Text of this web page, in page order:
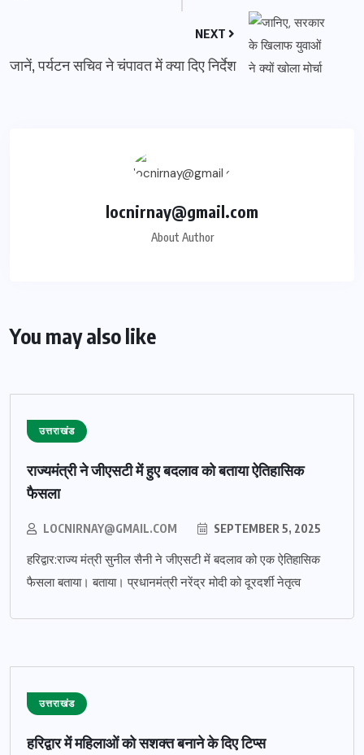
NEXT
जानें, पर्यटन सचिव ने चंपावत में क्या दिए निर्देश
locnirnay@gmail.com
About Author
You may also like
उत्तराखंड
राज्यमंत्री ने जीएसटी में हुए बदलाव को बताया ऐतिहासिक
फैसला
LOCNIRNAY@GMAIL.COM SEPTEMBER 5, 2025
हरिद्वार:राज्य मंत्री सुनील सैनी ने जीएसटी में बदलाव को एक ऐतिहासिक
फैसला बताया। बताया। प्रधानमंत्री नरेंद्र मोदी को दूरदर्शी नेतृत्व
उत्तराखंड
हरिद्वार में महिलाओं को सशक्त बनाने के दिए टिप्स